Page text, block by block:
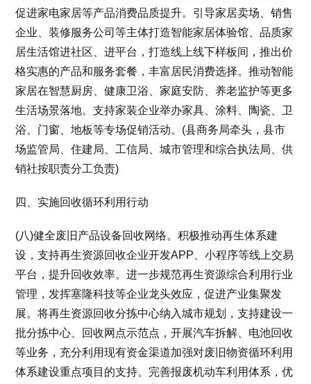
促进家电家居等产品消费品质提升。引导家居卖场、销售
企业、装修服务公司等主体打造智能家居体验馆、品质家
居生活馆进社区、进平台，打造线上线下样板间，推出价
格实惠的产品和服务套餐，丰富居民消费选择。推动智能
家居在智慧厨房、健康卫浴、家庭安防、养老监护等更多
生活场景落地。支持家装企业举办家具、涂料、陶瓷、卫
浴、门窗、地板等专场促销活动。(县商务局牵头，县市
场监管局、住建局、工信局、城市管理和综合执法局、供
销社按职责分工负责)
四、实施回收循环利用行动
(八)健全废旧产品设备回收网络。积极推动再生体系建
设，支持再生资源回收企业开发APP、小程序等线上交易
平台，提升回收效率。进一步规范再生资源综合利用行业
管理，发挥塞隆科技等企业龙头效应，促进产业集聚发
展。将再生资源回收分拣中心纳入城市规划，支持建设一
批分拣中心、回收网点示范点，开展汽车拆解、电池回收
等业务，充分利用现有资金渠道加强对废旧物资循环利用
体系建设重点项目的支持。完善报废机动车利用体系，优